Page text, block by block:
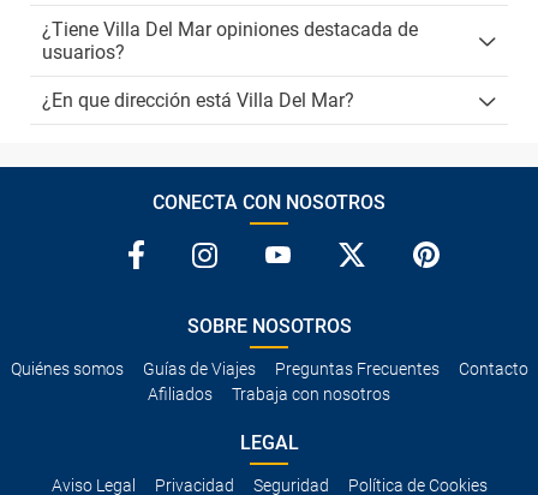
¿Tiene Villa Del Mar opiniones destacada de
usuarios?
¿En que dirección está Villa Del Mar?
CONECTA CON NOSOTROS
SOBRE NOSOTROS
Quiénes somos Guías de Viajes Preguntas Frecuentes
Contacto
Afiliados
Trabaja con nosotros
LEGAL
Aviso Legal Privacidad Seguridad Política de Cookies